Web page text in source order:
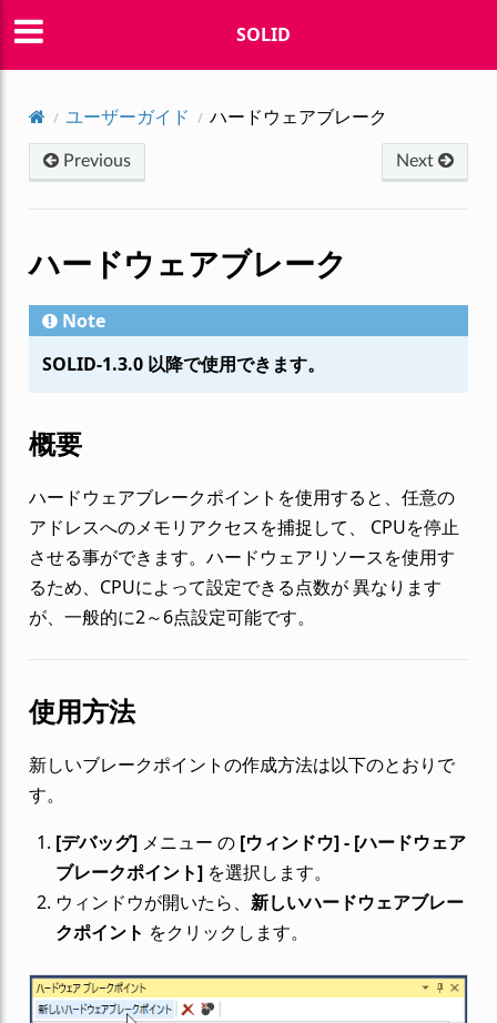
SOLID
ユーザーガイド ハードウェアブレーク
Previous Next
ハードウェアブレーク
Note
SOLID-1.3.0 以降で使用できます。
概要
ハードウェアブレークポイントを使用すると、任意の
アドレスへのメモリアクセスを捕捉して、 CPUを停止
させる事ができます。ハードウェアリソースを使用す
るため、CPUによって設定できる点数が 異なります
が、一般的に2～6点設定可能です。
使用方法
新しいブレークポイントの作成方法は以下のとおりで
す。
[デバッグ]メニュー の [ウィンドウ] - [ハードウェア
ブレークポイント]を選択します。
ウィンドウが開いたら、 新しいハードウェアブレー
クポイント をクリックします。